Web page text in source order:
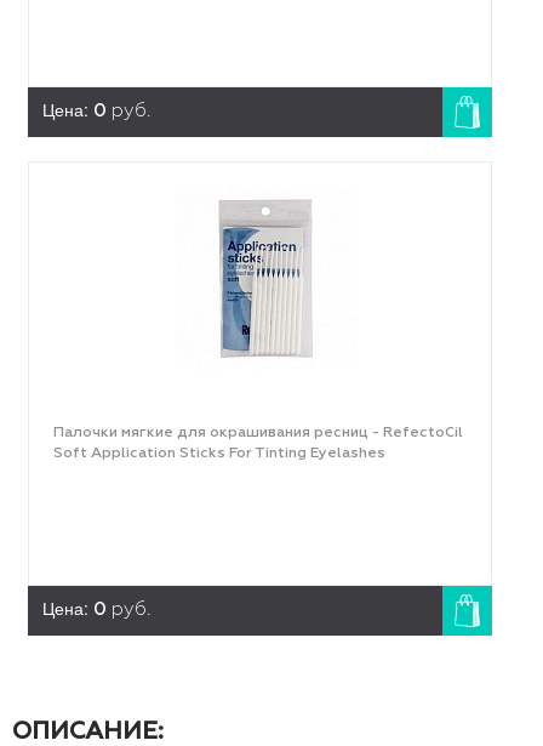
Цена: 0 руб.
Палочки мягкие для окрашивания ресниц - RefectoCil
Soft Application Sticks For Tinting Eyelashes
Цена: 0 руб.
ОПИСАНИЕ: